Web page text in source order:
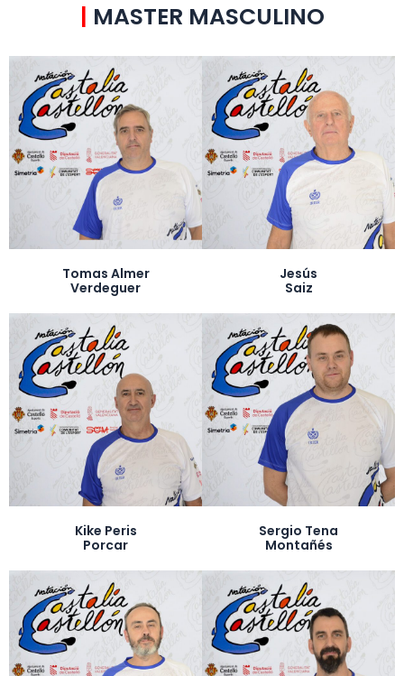
| MASTER MASCULINO
Tomas Almer
Verdeguer
Jesús
Saiz
Kike Peris
Porcar
Sergio Tena
Montañés